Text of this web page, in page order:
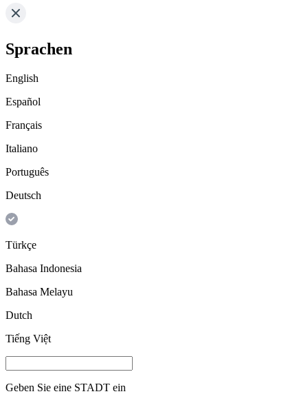
Sprachen
English
Español
Français
Italiano
Português
Deutsch
Türkçe
Bahasa Indonesia
Bahasa Melayu
Dutch
Tiếng Việt
Geben Sie eine STADT ein